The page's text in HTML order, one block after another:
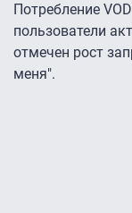
Потребление
пользователи
отмечен рост
меня".